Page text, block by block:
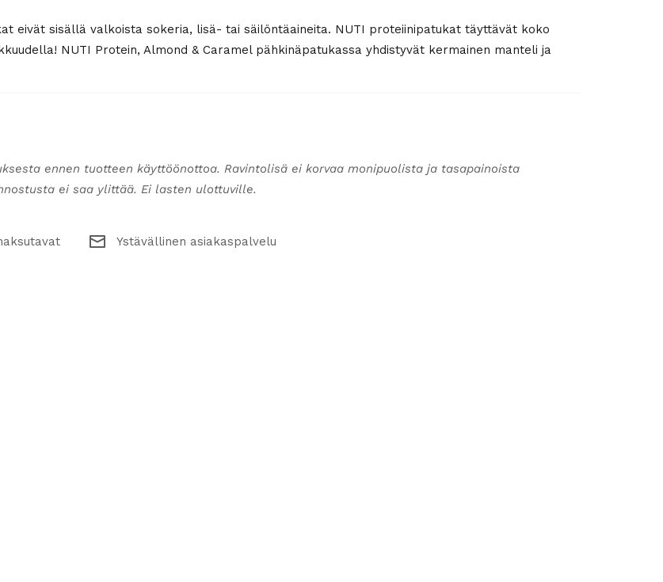
eivät sisällä valkoista sokeria, lisä- tai säilöntäaineita. NUTI proteiinipatukat täyttävät koko
NUTI Protein, Almond & Caramel pähkinäpatukassa yhdistyvät kermainen manteli ja
ennen tuotteen käyttöönottoa. Ravintolisä ei korvaa monipuolista ja tasapainoista
ei saa ylittää. Ei lasten ulottuville.
Ystävällinen asiakaspalvelu